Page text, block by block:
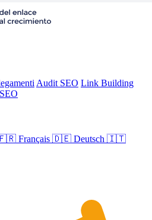
Audit SEO Link Building
Français 🇩🇪 Deutsch 🇮🇹